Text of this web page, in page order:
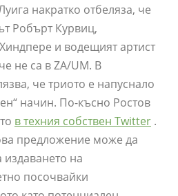
накратко отбеляза, че
Робърт Курвиц,
и водещият артист
не са в ZA/UM. В
че триото е напуснало
начин. По-късно Ростов
в техния собствен Twitter .
предложение може да
на
посочвайки